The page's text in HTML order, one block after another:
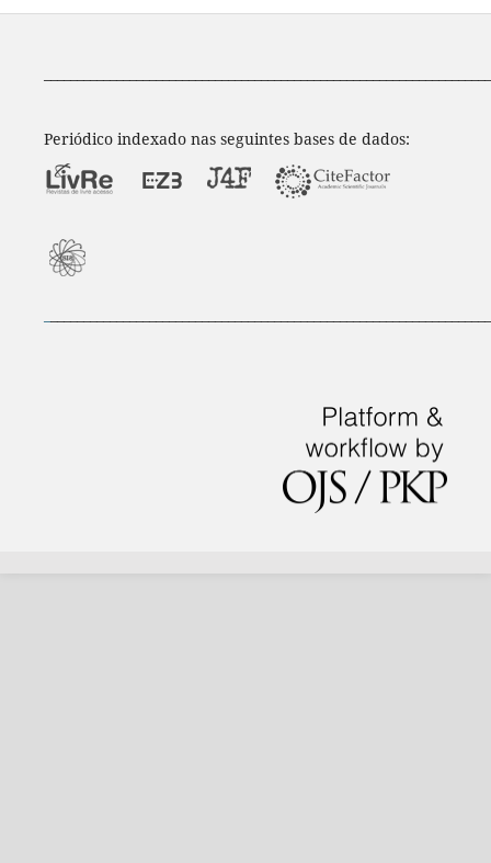
Periódico indexado nas seguintes bases de dados: